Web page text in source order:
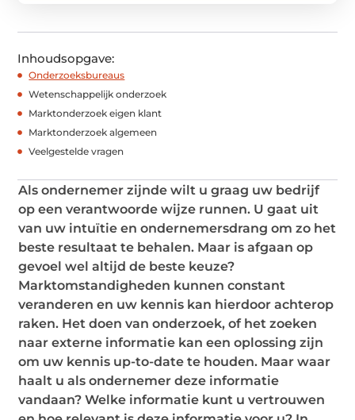
Inhoudsopgave:
Onderzoeksbureaus
Wetenschappelijk onderzoek
Marktonderzoek eigen klant
Marktonderzoek algemeen
Veelgestelde vragen
Als ondernemer zijnde wilt u graag uw bedrijf
op een verantwoorde wijze runnen. U gaat uit
van uw intuïtie en ondernemersdrang om zo het
beste resultaat te behalen. Maar is afgaan op
gevoel wel altijd de beste keuze?
Marktomstandigheden kunnen constant
veranderen en uw kennis kan hierdoor achterop
raken. Het doen van onderzoek, of het zoeken
naar externe informatie kan een oplossing zijn
om uw kennis up-to-date te houden. Maar waar
haalt u als ondernemer deze informatie
vandaan? Welke informatie kunt u vertrouwen